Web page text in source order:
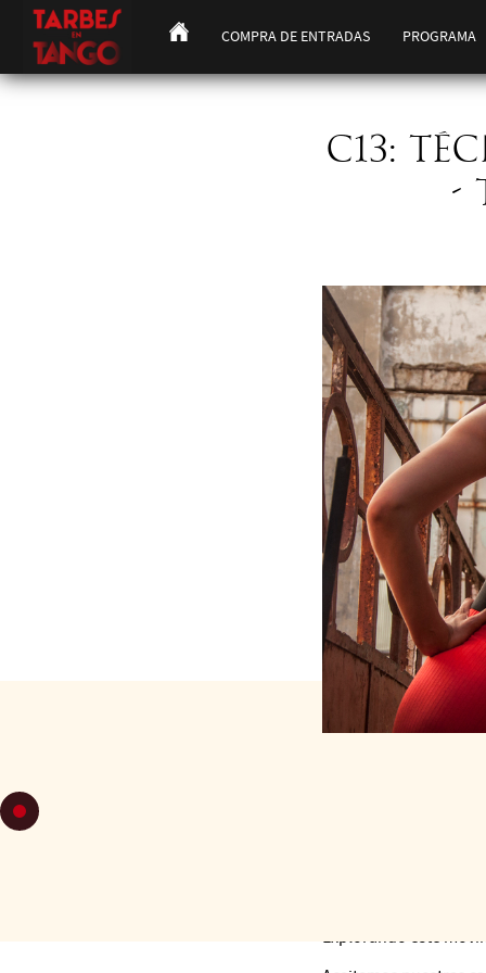
COMPRA DE ENTRADAS PROGRAMA
C13:
-
Explorando este